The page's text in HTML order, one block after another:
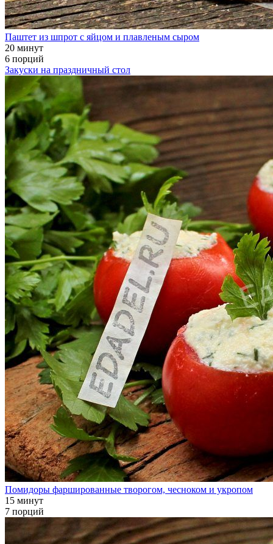
Паштет из шпрот с яйцом и плавленым сыром
20 минут
6 порций
Закуски на праздничный стол
Помидоры фаршированные творогом, чесноком и укропом
15 минут
7 порций